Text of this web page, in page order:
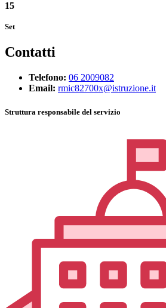
15
Set
Contatti
Telefono: 06 2009082
Email: rmic82700x@istruzione.it
Struttura responsabile del servizio